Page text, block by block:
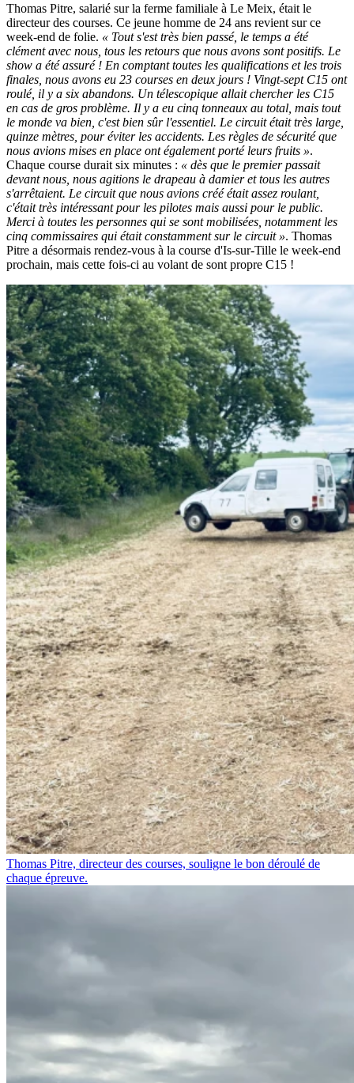
Thomas Pitre, salarié sur la ferme familiale à Le Meix, était le
directeur des courses. Ce jeune homme de 24 ans revient sur ce
week-end de folie. « Tout s'est très bien passé, le temps a été
clément avec nous, tous les retours que nous avons sont positifs. Le
show a été assuré ! En comptant toutes les qualifications et les trois
finales, nous avons eu 23 courses en deux jours ! Vingt-sept C15 ont
roulé, il y a six abandons. Un télescopique allait chercher les C15
en cas de gros problème. Il y a eu cinq tonneaux au total, mais tout
le monde va bien, c'est bien sûr l'essentiel. Le circuit était très large,
quinze mètres, pour éviter les accidents. Les règles de sécurité que
nous avions mises en place ont également porté leurs fruits ».
Chaque course durait six minutes : « dès que le premier passait
devant nous, nous agitions le drapeau à damier et tous les autres
s'arrêtaient. Le circuit que nous avions créé était assez roulant,
c'était très intéressant pour les pilotes mais aussi pour le public.
Merci à toutes les personnes qui se sont mobilisées, notamment les
cinq commissaires qui était constamment sur le circuit ». Thomas
Pitre a désormais rendez-vous à la course d'Is-sur-Tille le week-end
prochain, mais cette fois-ci au volant de sont propre C15 !
Thomas Pitre, directeur des courses, souligne le bon déroulé de
chaque épreuve.